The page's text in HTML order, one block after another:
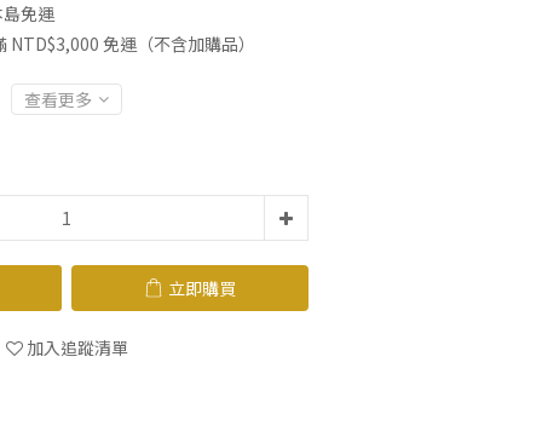
免運
免運（不含加購品）
查看更多
立即購買
加入追蹤清單